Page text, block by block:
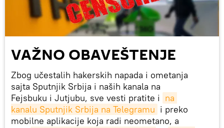
VAŽNO OBAVEŠTENJE
Zbog učestalih hakerskih napada i ometanja
sajta Sputnjik Srbija i naših kanala na
Fejsbuku i Jutjubu, sve vesti pratite i na
kanalu Sputnjik Srbija na Telegramu i preko
mobilne aplikacije koja radi neometano, a